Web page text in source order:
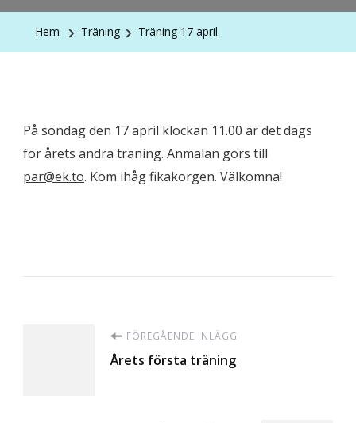
Hem Träning Träning 17 april
På söndag den 17 april klockan 11.00 är det dags
för årets andra träning. Anmälan görs till
par@ek.to. Kom ihåg fikakorgen. Välkomna!
Inläggsnavigering
FÖREGÅENDE INLÄGG
Årets första träning